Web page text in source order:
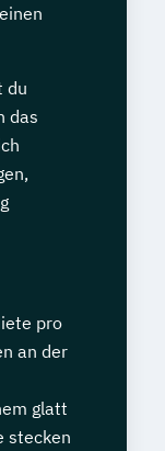
du
das
pro
an der
glatt
stecken